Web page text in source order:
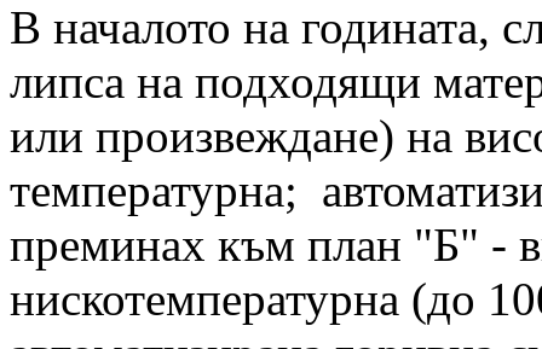
В началото на годината,
липса на подходящи
или произвеждане) на
температурна;
преминах към план "Б" -
нискотемпературна (до